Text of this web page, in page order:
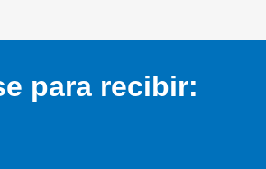
para recibir: